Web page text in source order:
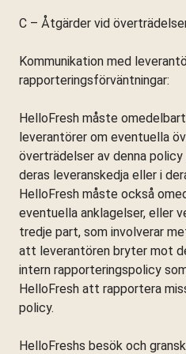
C – Åtgärder vid
Kommunikation med
rapporteringsförväntningar:
HelloFresh måste
leverantörer om eventuella
överträdelser av denna
deras leveranskedja eller i
HelloFresh måste också
eventuella anklagelser, eller
tredje part, som involverar
att leverantören bryter mot
intern rapporteringspolicy
HelloFresh att rapportera
policy.
HelloFreshs besök och